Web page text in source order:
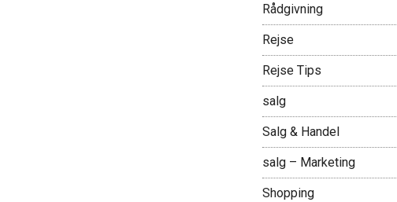
Rådgivning
Rejse
Rejse Tips
salg
Salg & Handel
salg – Marketing
Shopping